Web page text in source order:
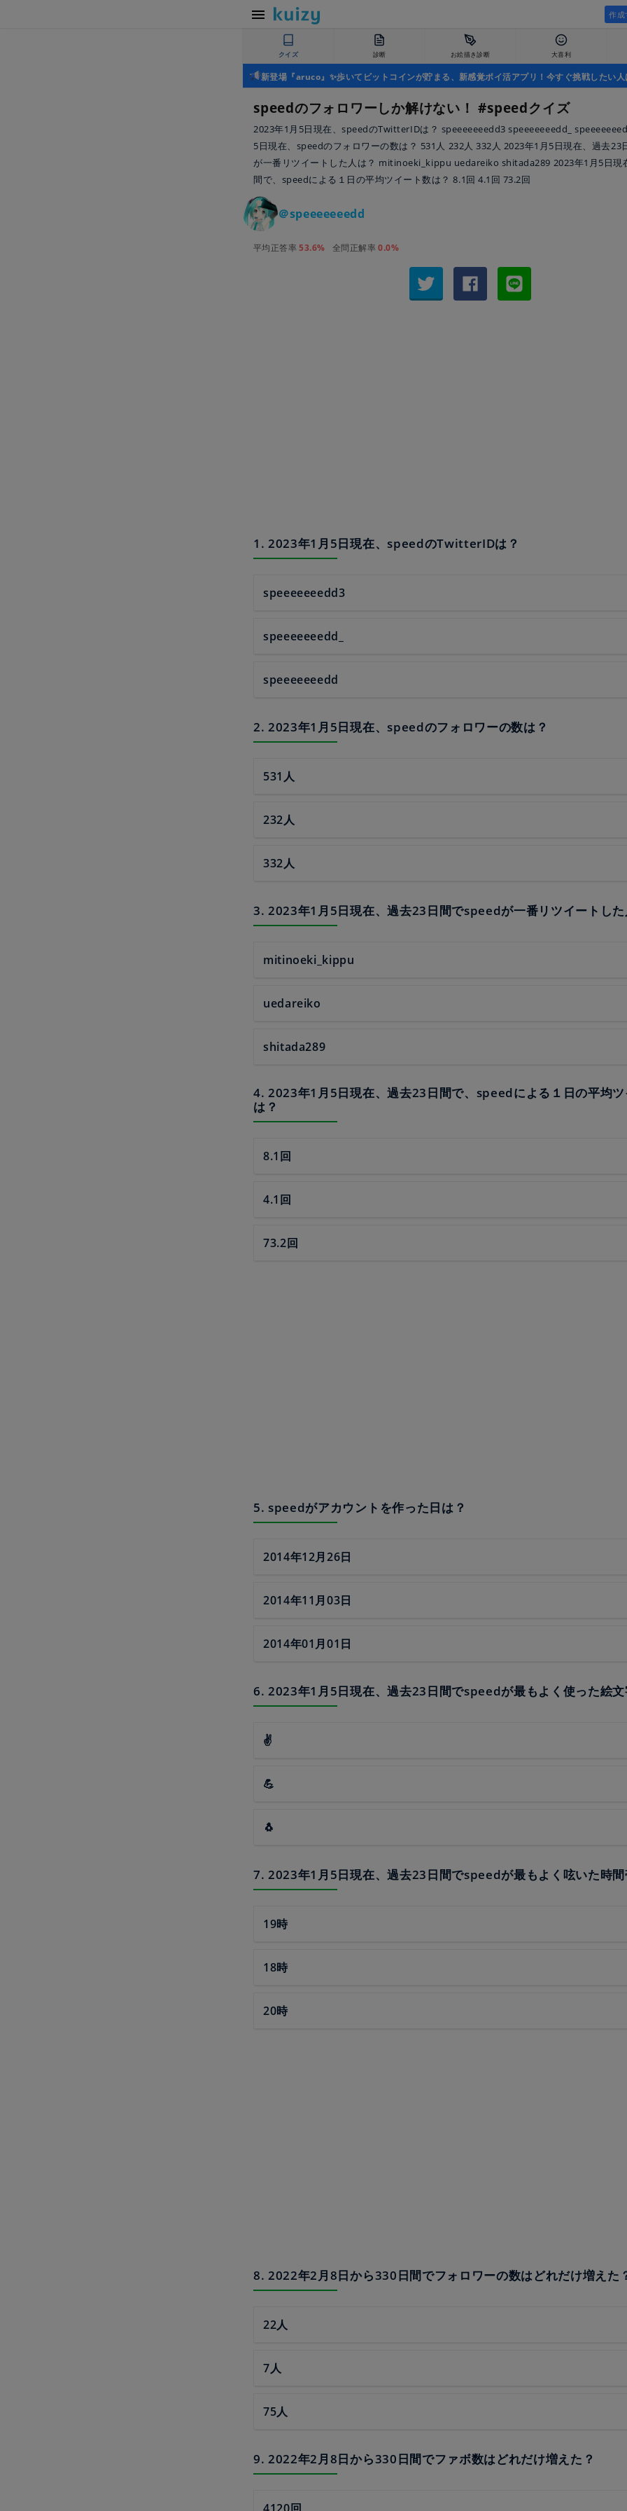
作成
クイズ 診断 お絵描き診断 大喜利
新登場『aruco』✨歩いてビットコインが貯まる、新感覚ポイ活アプリ！今すぐ挑戦したい人
speedのフォロワーしか解けない！ #speedクイズ
2023年1月5日現在、speedのTwitterIDは？ speeeeeeedd3 speeeeeeedd_
5日現在、speedのフォロワーの数は？ 531人 232人 332人 2023年1月5日現在、過去23
が一番リツイートした人は？ mitinoeki_kippu uedareiko shitada289 2023年1月5日現
間で、speedによる１日の平均ツイート数は？ 8.1回 4.1回 73.2回
＠speeeeeeedd
平均正答率 53.6% 全問正解率0.0%
1. 2023年1月5日現在、speedのTwitterIDは？
speeeeeeedd3
speeeeeeedd_
speeeeeeedd
2. 2023年1月5日現在、speedのフォロワーの数は？
531人
232人
332人
3. 2023年1月5日現在、過去23日間でspeedが一番リツイートし
mitinoeki_kippu
uedareiko
shitada289
4. 2023年1月5日現在、過去23日間で、speedによる１日の平均
は？
8.1回
4.1回
73.2回
5. speedがアカウントを作った日は？
2014年12月26日
2014年11月03日
2014年01月01日
6. 2023年1月5日現在、過去23日間でspeedが最もよく使った絵
✌
💪
🐧
7. 2023年1月5日現在、過去23日間でspeedが最もよく呟いた時
19時
18時
20時
8. 2022年2月8日から330日間でフォロワーの数はどれだけ増えた
22人
7人
75人
9. 2022年2月8日から330日間でファボ数はどれだけ増えた？